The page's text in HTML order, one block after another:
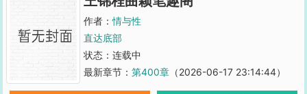
作者：情与性
直达底部
状态：连载中
最新章节： 第400章（2026-06-17 23:14:44）